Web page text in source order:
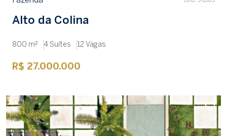
Alto da Colina
800 m² 4 Suítes 12 Vagas
R$ 27.000.000